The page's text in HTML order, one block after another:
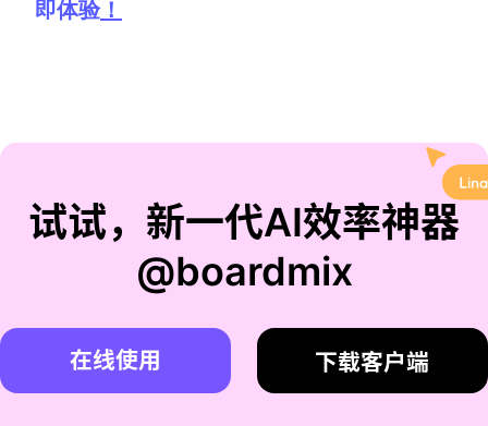
即体验！
试试，新一代AI效率神器
@boardmix
在线使用 下载客户端